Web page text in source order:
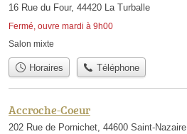
16 Rue du Four, 44420 La Turballe
Fermé, ouvre mardi à 9h00
Salon mixte
Horaires Téléphone
Accroche-Coeur
202 Rue de Pornichet, 44600 Saint-Nazaire